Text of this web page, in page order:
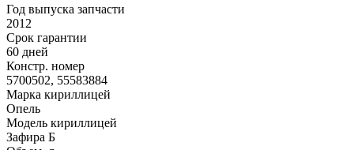
Год выпуска запчасти
2012
Срок гарантии
60 дней
Констр. номер
5700502, 55583884
Марка кириллицей
Опель
Модель кириллицей
Зафира Б